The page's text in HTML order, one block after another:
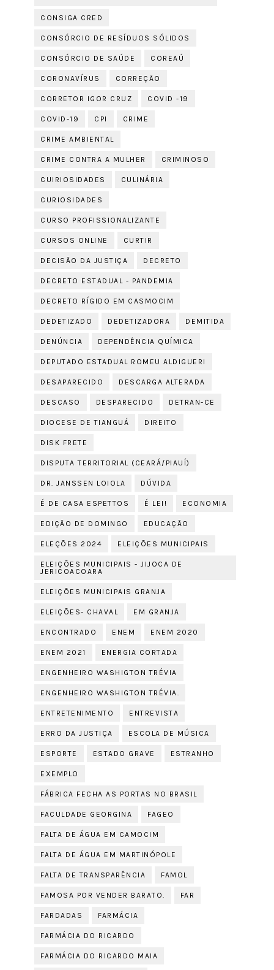
CONSIGA CRED
CONSÓRCIO DE RESÍDUOS SÓLIDOS
CONSÓRCIO DE SAÚDE COREAÚ
CORONAVÍRUS CORREÇÃO
CORRETOR IGOR CRUZ COVID -19
COVID-19 CPI CRIME
CRIME AMBIENTAL
CRIME CONTRA A MULHER CRIMINOSO
CUIRIOSIDADES CULINÁRIA
CURIOSIDADES
CURSO PROFISSIONALIZANTE
CURSOS ONLINE CURTIR
DECISÃO DA JUSTIÇA DECRETO
DECRETO ESTADUAL - PANDEMIA
DECRETO RÍGIDO EM CASMOCIM
DEDETIZADO DEDETIZADORA DEMITIDA
DENÚNCIA DEPENDÊNCIA QUÍMICA
DEPUTADO ESTADUAL ROMEU ALDIGUERI
DESAPARECIDO DESCARGA ALTERADA
DESCASO DESPARECIDO DETRAN-CE
DIOCESE DE TIANGUÁ DIREITO
DISK FRETE
DISPUTA TERRITORIAL (CEARÁ/PIAUÍ)
DR. JANSSEN LOIOLA DÚVIDA
É DE CASA ESPETTOS É LEI! ECONOMIA
EDIÇÃO DE DOMINGO EDUCAÇÃO
ELEÇÕES 2024 ELEIÇÕES MUNICIPAIS
ELEIÇÕES MUNICIPAIS - JIJOCA DE
JERICOACOARA
ELEIÇÕES MUNICIPAIS GRANJA
ELEIÇÕES- CHAVAL EM GRANJA
ENCONTRADO ENEM ENEM 2020
ENEM 2021 ENERGIA CORTADA
ENGENHEIRO WASHIGTON TRÉVIA
ENGENHEIRO WASHIGTON TRÉVIA.
ENTRETENIMENTO ENTREVISTA
ERRO DA JUSTIÇA ESCOLA DE MÚSICA
ESPORTE ESTADO GRAVE ESTRANHO
EXEMPLO
FÁBRICA FECHA AS PORTAS NO BRASIL
FACULDADE GEORGINA FAGEO
FALTA DE ÁGUA EM CAMOCIM
FALTA DE ÁGUA EM MARTINÓPOLE
FALTA DE TRANSPARÊNCIA FAMOL
FAMOSA POR VENDER BARATO. FAR
FARDADAS FARMÁCIA
FARMÁCIA DO RICARDO
FARMÁCIA DO RICARDO MAIA